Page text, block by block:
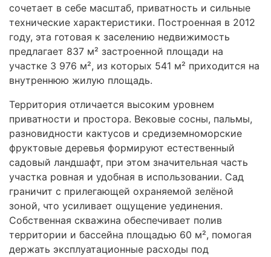
сочетает в себе масштаб, приватность и сильные
технические характеристики. Построенная в 2012
году, эта готовая к заселению недвижимость
предлагает 837 м² застроенной площади на
участке 3 976 м², из которых 541 м² приходится на
внутреннюю жилую площадь.
Территория отличается высоким уровнем
приватности и простора. Вековые сосны, пальмы,
разновидности кактусов и средиземноморские
фруктовые деревья формируют естественный
садовый ландшафт, при этом значительная часть
участка ровная и удобная в использовании. Сад
граничит с прилегающей охраняемой зелёной
зоной, что усиливает ощущение уединения.
Собственная скважина обеспечивает полив
территории и бассейна площадью 60 м², помогая
держать эксплуатационные расходы под